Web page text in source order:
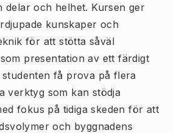
delar och helhet. Kursen ger
kunskaper och
för att stötta såväl
presentation av ett färdigt
få prova på flera
verktyg som kan stödja
fokus på tidiga skeden för att
och byggnadens